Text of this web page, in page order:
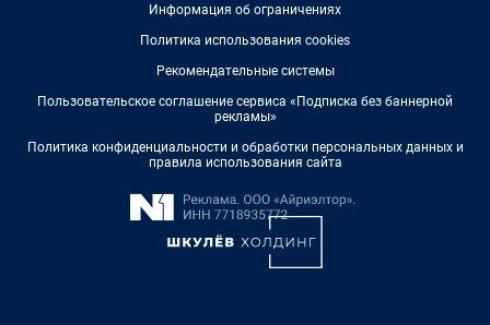
Информация об ограничениях
Политика использования cookies
Рекомендательные системы
Пользовательское соглашение сервиса «Подписка без баннерной
рекламы»
Политика конфиденциальности и обработки персональных данных и
правила использования сайта